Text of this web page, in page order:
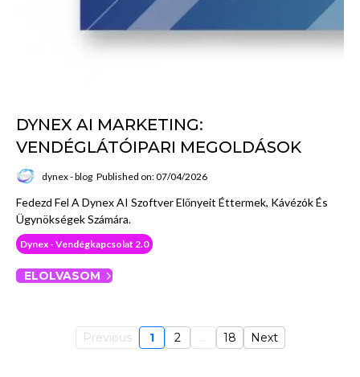
DYNEX AI MARKETING:
VENDÉGLÁTÓIPARI MEGOLDÁSOK
dynex - blog Published on: 07/04/2026
Fedezd Fel A Dynex AI Szoftver Előnyeit Éttermek, Kávézók És
Ügynökségek Számára.
Dynex - Vendégkapcsolat 2.0
ELOLVASOM
Previous 1 2 ... 18 Next